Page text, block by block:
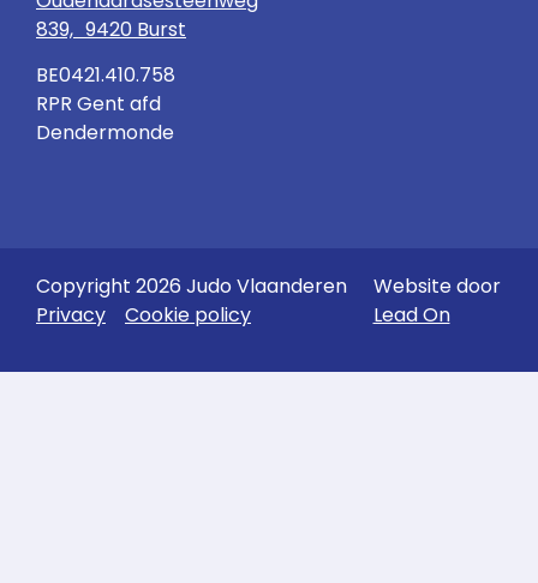
839, 9420 Burst
BE0421.410.758
RPR Gent afd
Dendermonde
Copyright 2026 Judo Vlaanderen
Privacy
Cookie policy
Website door
Lead On